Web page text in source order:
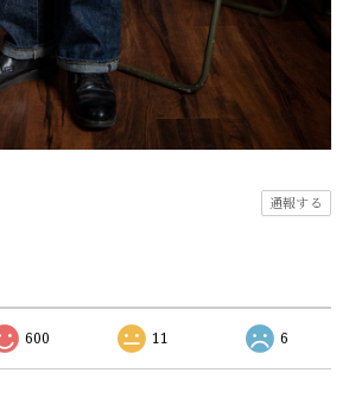
通報する
600 11 6